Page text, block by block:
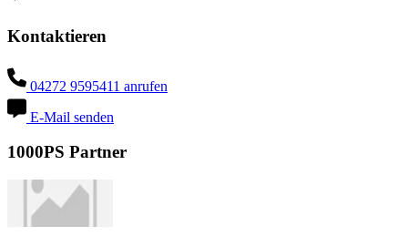
Kontaktieren
04272 9595411 anrufen
E-Mail senden
1000PS Partner